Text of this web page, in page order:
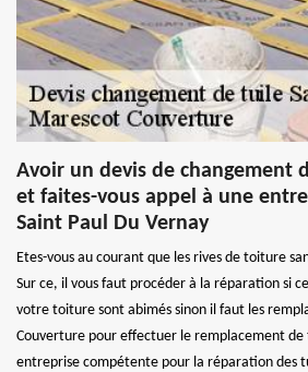
Avoir un devis de changement
et faites-vous appel à une
Saint Paul Du Vernay
Etes-vous au courant que les rives de toiture
Sur ce, il vous faut procéder à la réparation si
votre toiture sont abimés sinon il faut les
Couverture pour effectuer le remplacement de
entreprise compétente pour la réparation des